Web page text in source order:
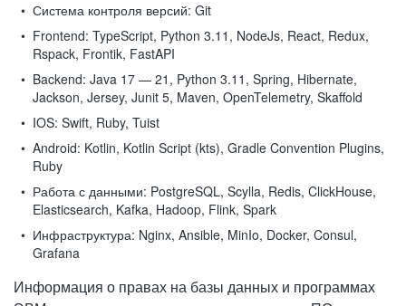
Система контроля версий: Git
Frontend: TypeScript, Python 3.11, NodeJs, React, Redux,
Rspack, Frontik, FastAPI
Backend: Java 17 — 21, Python 3.11, Spring, Hibernate,
Jackson, Jersey, Junit 5, Maven, OpenTelemetry, Skaffold
IOS: Swift, Ruby, Tuist
Android: Kotlin, Kotlin Script (kts), Gradle Convention Plugins,
Ruby
Работа с данными: PostgreSQL, Scylla, Redis, ClickHouse,
Elasticsearch, Kafka, Hadoop, Flink, Spark
Инфраструктура: Nginx, Ansible, MinIo, Docker, Consul,
Grafana
Информация о правах на базы данных и программах